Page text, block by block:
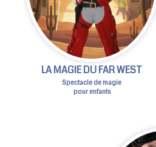
LA MAGIE DU FAR WEST
Spectacle de magie
pour enfants